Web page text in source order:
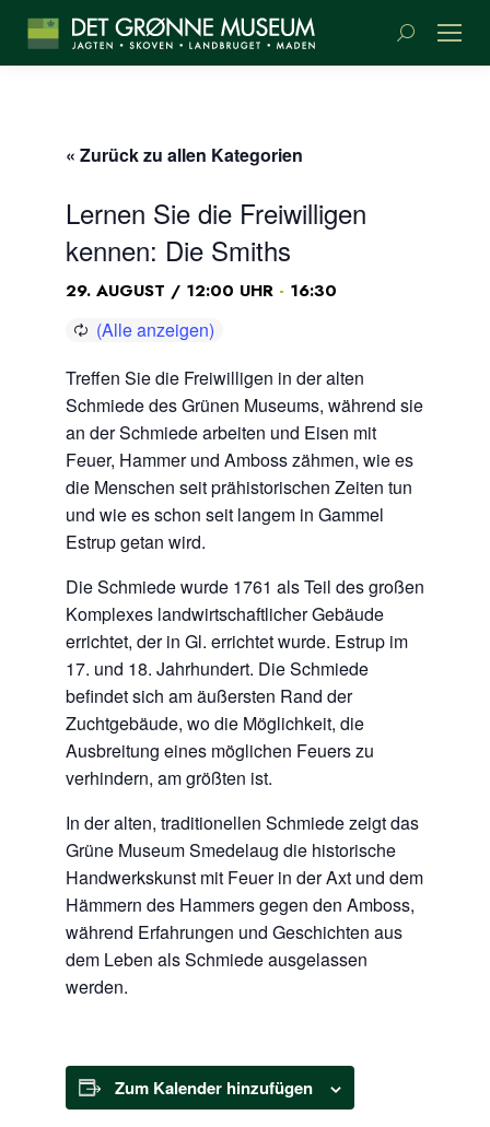
Suchen:
« Zurück zu allen Kategorien
Lernen Sie die Freiwilligen
kennen: Die Smiths
29. AUGUST / 12:00 UHR - 16:30
Treffen Sie die Freiwilligen in der alten
Schmiede des Grünen Museums, während sie
an der Schmiede arbeiten und Eisen mit
Feuer, Hammer und Amboss zähmen, wie es
die Menschen seit prähistorischen Zeiten tun
und wie es schon seit langem in Gammel
Estrup getan wird.
Die Schmiede wurde 1761 als Teil des großen
Komplexes landwirtschaftlicher Gebäude
errichtet, der in Gl. errichtet wurde. Estrup im
17. und 18. Jahrhundert. Die Schmiede
befindet sich am äußersten Rand der
Zuchtgebäude, wo die Möglichkeit, die
Ausbreitung eines möglichen Feuers zu
verhindern, am größten ist.
In der alten, traditionellen Schmiede zeigt das
Grüne Museum Smedelaug die historische
Handwerkskunst mit Feuer in der Axt und dem
Hämmern des Hammers gegen den Amboss,
während Erfahrungen und Geschichten aus
dem Leben als Schmiede ausgelassen
werden.
Zum Kalender hinzufügen